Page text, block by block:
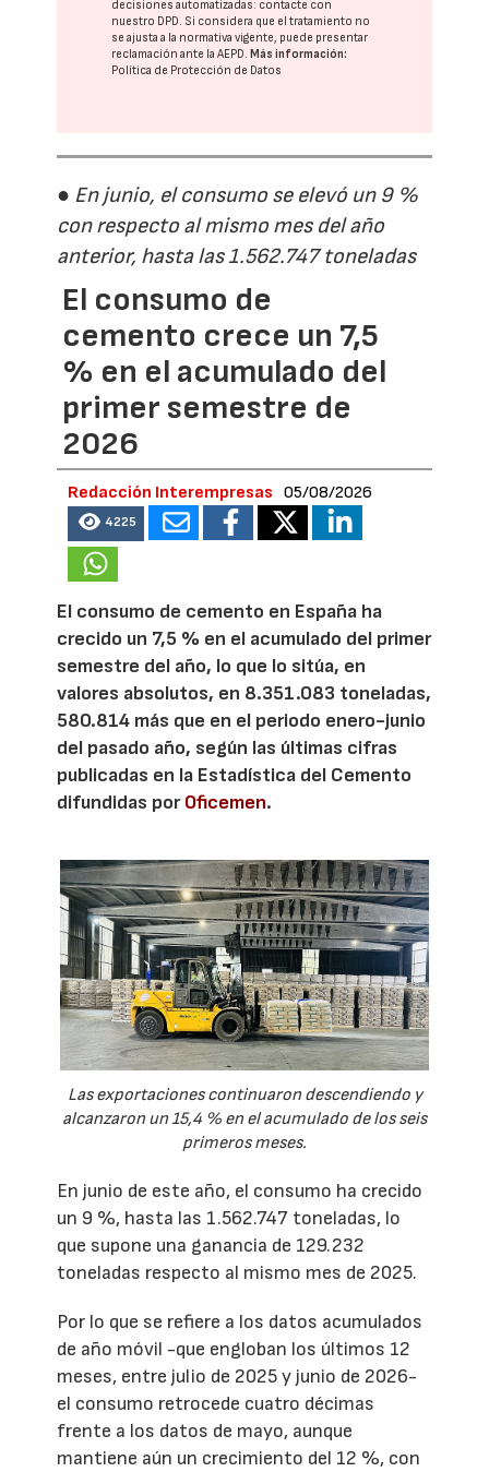
decisiones automatizadas: contacte con
nuestro DPD . Si considera que el tratamiento no
se ajusta a la normativa vigente, puede presentar
reclamación ante laAEPD .Más información:
Política de Protección de Datos
● En junio, el consumo se elevó un 9 %
con respecto al mismo mes del año
anterior, hasta las 1.562.747 toneladas
El consumo de
cemento crece un 7,5
% en el acumulado del
primer semestre de
2026
Redacción Interempresas 05/08/2026
4225
El consumo de cemento en España ha
crecido un 7,5 % en el acumulado del primer
semestre del año, lo que lo sitúa, en
valores absolutos, en 8.351.083 toneladas,
580.814 más que en el periodo enero-junio
del pasado año, según las últimas cifras
publicadas en la Estadística del Cemento
difundidas porOficemen.
Las exportaciones continuaron descendiendo y
alcanzaron un 15,4 % en el acumulado de los seis
primeros meses.
En junio de este año, el consumo ha crecido
un 9 %, hasta las 1.562.747 toneladas, lo
que supone una ganancia de 129.232
toneladas respecto al mismo mes de 2025.
Por lo que se refiere a los datos acumulados
de año móvil -que engloban los últimos 12
meses, entre julio de 2025 y junio de 2026-
el consumo retrocede cuatro décimas
frente a los datos de mayo, aunque
mantiene aún un crecimiento del 12 %, con